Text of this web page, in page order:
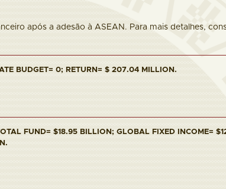
após a adesão à ASEAN. Para mais detalhes,
BUDGET= 0; RETURN= $ 207.04 MILLION.
FUND= $18.95 BILLION; GLOBAL FIXED INCOME=